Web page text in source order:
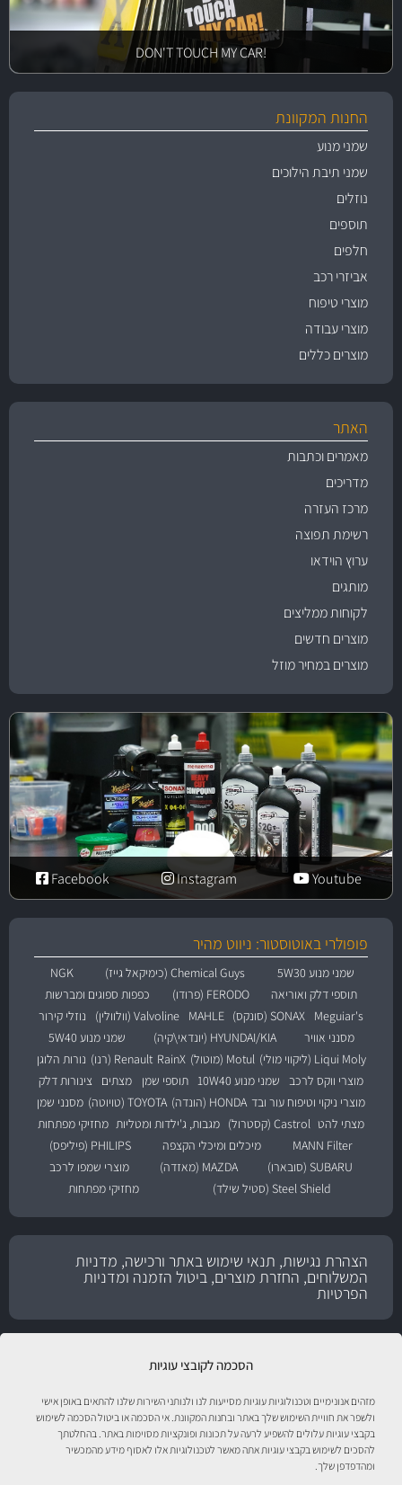
הסכמה לקובצי עוגיות
מזהים אנונימיים וטכנולוגיות עוגיות מסייעות לנו ולנותני השירות שלנו להתאים באופן אישי
ולשפר את חוויית השימוש שלך באתר ובחנות המקוונת. אי הסכמה או ביטול הסכמה לשימוש
בקבצי עוגיות עלולים להשפיע לרעה על תכונות ופונקציות מסוימות באתר. בהחלטתך
להסכים לשימוש בקבצי עוגיות אתה מאשר לטכנולוגיות אלו לאסוף מידע מהמכשיר
ומהדפדפן שלך.
!DON'T TOUCH MY CAR
החנות המקוונת
שמני מנוע
שמני תיבת הילוכים
נוזלים
תוספים
חלפים
אביזרי רכב
מוצרי טיפוח
מוצרי עבודה
מוצרים כללים
האתר
מאמרים וכתבות
מדריכים
מרכז העזרה
רשימת תפוצה
ערוץ הוידאו
מותגים
לקוחות ממליצים
מוצרים חדשים
מוצרים במחיר מוזל
Youtube
Instagram
Facebook
פופולרי באוטוסטור: ניווט מהיר
שמני מנוע 5W30 Chemical Guys (כימיקאל גייז)
NGK
תוספי דלק ואוריאה
FERODO (פרודו)
כפפות ספוגים ומברשות
Meguiar's
SONAX (סונקס) MAHLE Valvoline (וולוולין)
נוזלי קירור
מסנני אוויר
HYUNDAI/KIA (יונדאי\קיה)
שמני מנוע 5W40
Liqui Moly (ליקווי מולי)
Motul (מוטול) RainX Renault (רנו)
נורות הלוגן
מוצרי ווקס לרכב
שמני מנוע 10W40 תוספי שמן מצתים
צינורות דלק
מוצרי ניקוי וטיפוח עור ובד HONDA (הונדה) TOYOTA (טויוטה)
מסנני שמן
מצתי להט Castrol (קסטרול) מגבות, ג'ילדות ומטליות מחזיקי מפתחות
MANN Filter
מיכלים ומיכלי הקצפה
PHILIPS (פיליפס)
SUBARU (סובארו)
MAZDA (מאזדה)
מוצרי שמפו לרכב
Steel Shield (סטיל שילד)
מחזיקי מפתחות
הצהרת נגישות, תנאי שימוש באתר ורכישה, מדניות
המשלוחים, החזרת מוצרים, ביטול הזמנה ומדניות
הפרטיות